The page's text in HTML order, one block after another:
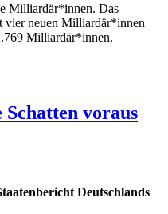
Milliardär*innen. Das
vier neuen Milliardär*innen
Milliardär*innen.
voraus
Deutschlands